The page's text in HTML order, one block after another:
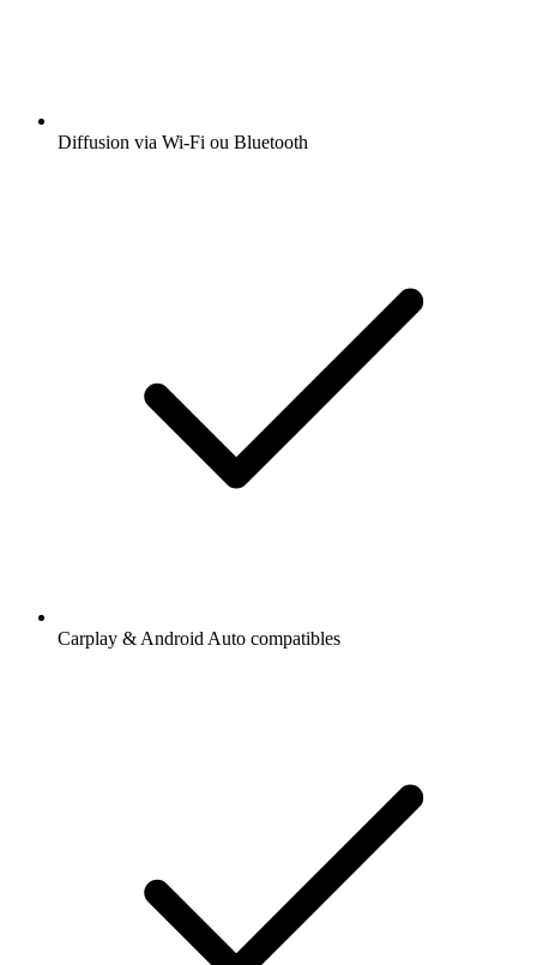
Diffusion via Wi-Fi ou Bluetooth
Carplay & Android Auto compatibles